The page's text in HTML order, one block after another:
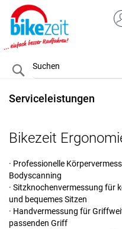
MEIN
Search
Serviceleistungen
Bikezeit
· Professionelle
Bodyscanning
· Sitzknochenvermessung für
und bequemes Sitzen
· Handvermessung für
passenden Griff